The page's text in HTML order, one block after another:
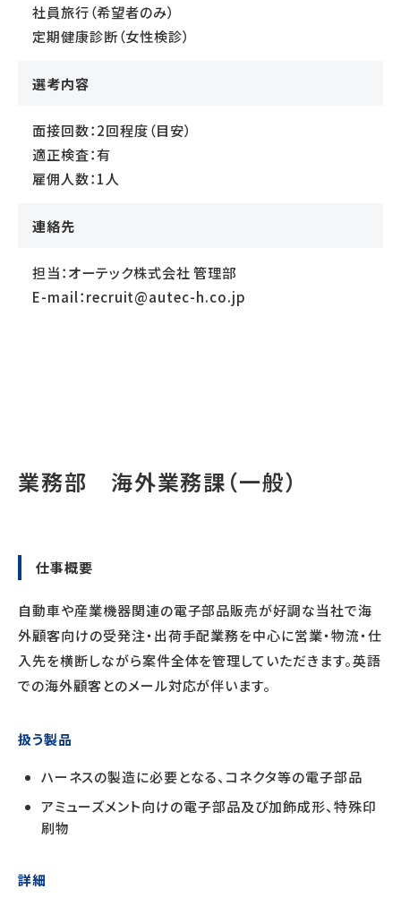
社員旅行（希望者のみ）
定期健康診断（女性検診）
選考内容
面接回数：2回程度（目安）
適正検査：有
雇佣人数：1人
連絡先
担当：オーテック株式会社 管理部
E-mail：recruit@autec-h.co.jp
業務部 海外業務課（一般）
仕事概要
自動車や産業機器関連の電子部品販売が好調な当社で海
外顧客向けの受発注・出荷手配業務を中心に営業・物流・仕
入先を横断しながら案件全体を管理していただきます。英語
での海外顧客とのメール対応が伴います。
扱う製品
ハーネスの製造に必要となる、コネクタ等の電子部品
アミューズメント向けの電子部品及び加飾成形、特殊印
刷物
詳細